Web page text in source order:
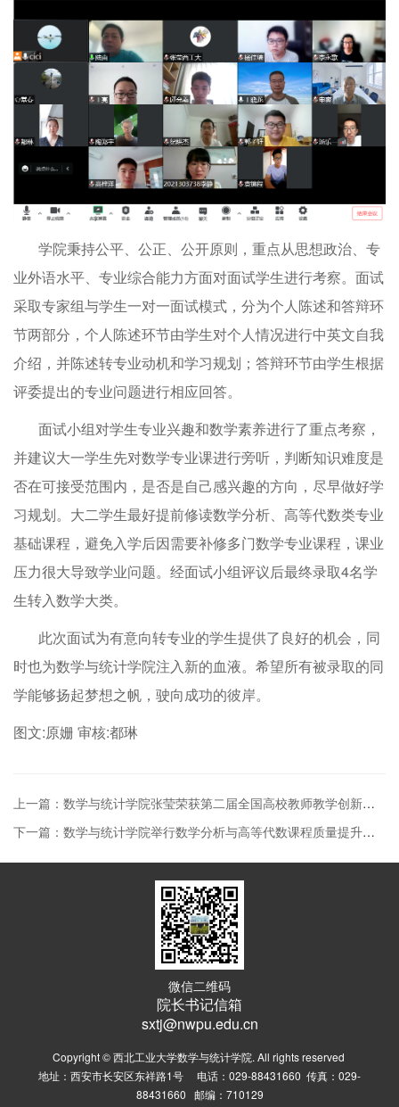
学院秉持公平、公正、公开原则，重点从思想政治、专
业外语水平、专业综合能力方面对面试学生进行考察。面试
采取专家组与学生一对一面试模式，分为个人陈述和答辩环
节两部分，个人陈述环节由学生对个人情况进行中英文自我
介绍，并陈述转专业动机和学习规划；答辩环节由学生根据
评委提出的专业问题进行相应回答。
面试小组对学生专业兴趣和数学素养进行了重点考察，
并建议大一学生先对数学专业课进行旁听，判断知识难度是
否在可接受范围内，是否是自己感兴趣的方向，尽早做好学
习规划。大二学生最好提前修读数学分析、高等代数类专业
基础课程，避免入学后因需要补修多门数学专业课程，课业
压力很大导致学业问题。经面试小组评议后最终录取4名学
生转入数学大类。
此次面试为有意向转专业的学生提供了良好的机会，同
时也为数学与统计学院注入新的血液。希望所有被录取的同
学能够扬起梦想之帆，驶向成功的彼岸。
图文:原姗 审核:都琳
上一篇：数学与统计学院张莹荣获第二届全国高校教师教学创新大赛一等奖
下一篇：数学与统计学院举行数学分析与高等代数课程质量提升研讨会
微信二维码
院长书记信箱
sxtj@nwpu.edu.cn
Copyright © 西北工业大学数学与统计学院. All rights reserved
地址：西安市长安区东祥路1号 电话：029-88431660 传真：029-
88431660 邮编：710129